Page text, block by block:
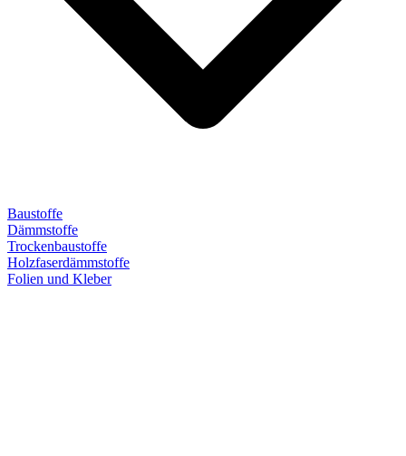
Baustoffe
Dämmstoffe
Trockenbaustoffe
Holzfaserdämmstoffe
Folien und Kleber